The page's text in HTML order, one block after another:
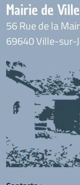
Mairie de
56 Rue de la
69640 Ville-sur-